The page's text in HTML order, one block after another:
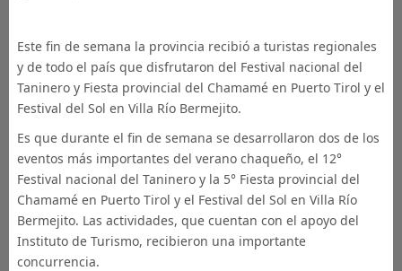
Este fin de semana la provincia recibió a turistas regionales
y de todo el país que disfrutaron del Festival nacional del
Taninero y Fiesta provincial del Chamamé en Puerto Tirol y el
Festival del Sol en Villa Río Bermejito.
Es que durante el fin de semana se desarrollaron dos de los
eventos más importantes del verano chaqueño, el 12°
Festival nacional del Taninero y la 5° Fiesta provincial del
Chamamé en Puerto Tirol y el Festival del Sol en Villa Río
Bermejito. Las actividades, que cuentan con el apoyo del
Instituto de Turismo, recibieron una importante
concurrencia.